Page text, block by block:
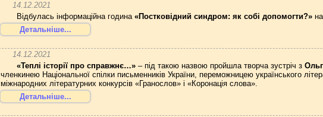
14.12.2021
Відбулась інформаційна година «Постковідний синдром: як собі допомогти?»на
Детальніше...
14.12.2021
«Теплі історії про справжнє…»– під такою назвою пройшла творча зустріч з
членкинею Національної спілки письменників України, переможницею українського
міжнародних літературних конкурсів «Гранослов» і «Коронація слова».
Детальніше...